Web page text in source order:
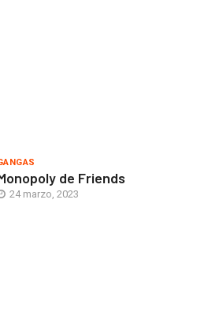
de Friends
24 marzo, 2023